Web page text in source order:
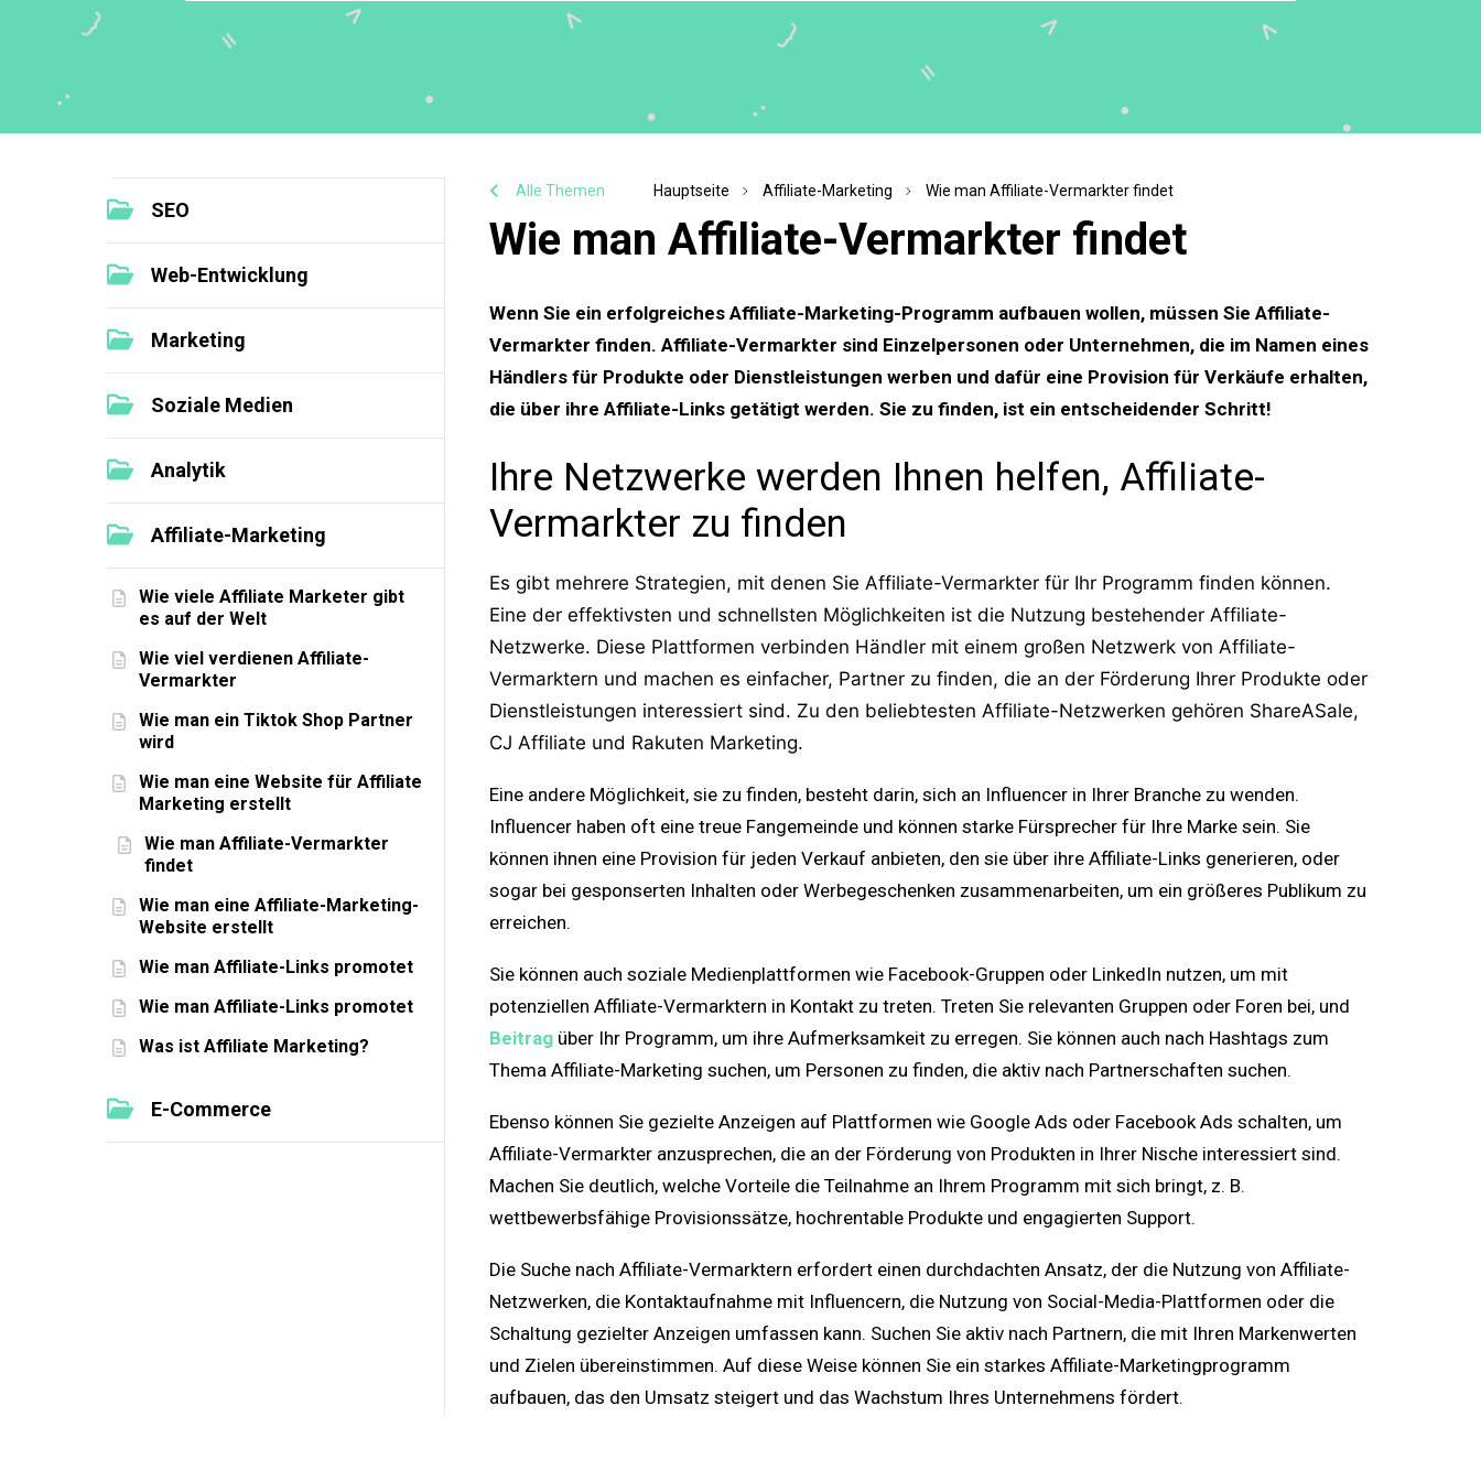
SEO
Web-Entwicklung
Marketing
Soziale Medien
Analytik
Affiliate-Marketing
Wie viele Affiliate Marketer gibt
es auf der Welt
Wie viel verdienen Affiliate-
Vermarkter
Wie man ein Tiktok Shop Partner
wird
Wie man eine Website für Affiliate
Marketing erstellt
Wie man Affiliate-Vermarkter
findet
Wie man eine Affiliate-Marketing-
Website erstellt
Wie man Affiliate-Links promotet
Wie man Affiliate-Links promotet
Was ist Affiliate Marketing?
E-Commerce
Alle Themen Hauptseite Affiliate-Marketing Wie man Affiliate-Vermarkter findet
Wie man Affiliate-Vermarkter findet
Wenn Sie ein erfolgreiches Affiliate-Marketing-Programm aufbauen wollen, müssen Sie Affiliate-
Vermarkter finden. Affiliate-Vermarkter sind Einzelpersonen oder Unternehmen, die im Namen eines
Händlers für Produkte oder Dienstleistungen werben und dafür eine Provision für Verkäufe erhalten,
die über ihre Affiliate-Links getätigt werden. Sie zu finden, ist ein entscheidender Schritt!
Ihre Netzwerke werden Ihnen helfen, Affiliate-
Vermarkter zu finden
Es gibt mehrere Strategien, mit denen Sie Affiliate-Vermarkter für Ihr Programm finden können.
Eine der effektivsten und schnellsten Möglichkeiten ist die Nutzung bestehender Affiliate-
Netzwerke. Diese Plattformen verbinden Händler mit einem großen Netzwerk von Affiliate-
Vermarktern und machen es einfacher, Partner zu finden, die an der Förderung Ihrer Produkte oder
Dienstleistungen interessiert sind. Zu den beliebtesten Affiliate-Netzwerken gehören ShareASale,
CJ Affiliate und Rakuten Marketing.
Eine andere Möglichkeit, sie zu finden, besteht darin, sich an Influencer in Ihrer Branche zu wenden.
Influencer haben oft eine treue Fangemeinde und können starke Fürsprecher für Ihre Marke sein. Sie
können ihnen eine Provision für jeden Verkauf anbieten, den sie über ihre Affiliate-Links generieren, oder
sogar bei gesponserten Inhalten oder Werbegeschenken zusammenarbeiten, um ein größeres Publikum zu
erreichen.
Sie können auch soziale Medienplattformen wie Facebook-Gruppen oder LinkedIn nutzen, um mit
potenziellen Affiliate-Vermarktern in Kontakt zu treten. Treten Sie relevanten Gruppen oder Foren bei, und
Beitrag über Ihr Programm, um ihre Aufmerksamkeit zu erregen. Sie können auch nach Hashtags zum
Thema Affiliate-Marketing suchen, um Personen zu finden, die aktiv nach Partnerschaften suchen.
Ebenso können Sie gezielte Anzeigen auf Plattformen wie Google Ads oder Facebook Ads schalten, um
Affiliate-Vermarkter anzusprechen, die an der Förderung von Produkten in Ihrer Nische interessiert sind.
Machen Sie deutlich, welche Vorteile die Teilnahme an Ihrem Programm mit sich bringt, z. B.
wettbewerbsfähige Provisionssätze, hochrentable Produkte und engagierten Support.
Die Suche nach Affiliate-Vermarktern erfordert einen durchdachten Ansatz, der die Nutzung von Affiliate-
Netzwerken, die Kontaktaufnahme mit Influencern, die Nutzung von Social-Media-Plattformen oder die
Schaltung gezielter Anzeigen umfassen kann. Suchen Sie aktiv nach Partnern, die mit Ihren Markenwerten
und Zielen übereinstimmen. Auf diese Weise können Sie ein starkes Affiliate-Marketingprogramm
aufbauen, das den Umsatz steigert und das Wachstum Ihres Unternehmens fördert.